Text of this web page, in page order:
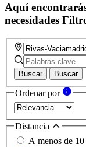
Aquí
necesidades
Buscar Buscar
Ordenar por
Distancia
A menos de